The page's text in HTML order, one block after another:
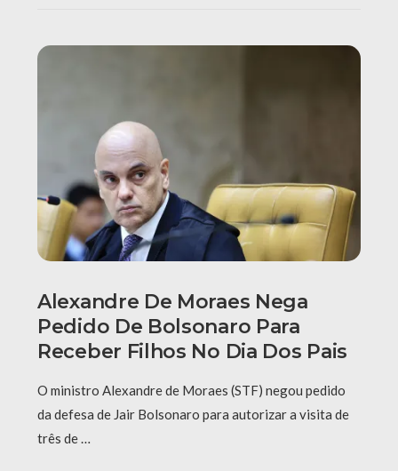
Alexandre De Moraes Nega
Pedido De Bolsonaro Para
Receber Filhos No Dia Dos Pais
O ministro Alexandre de Moraes (STF) negou pedido
da defesa de Jair Bolsonaro para autorizar a visita de
três de …